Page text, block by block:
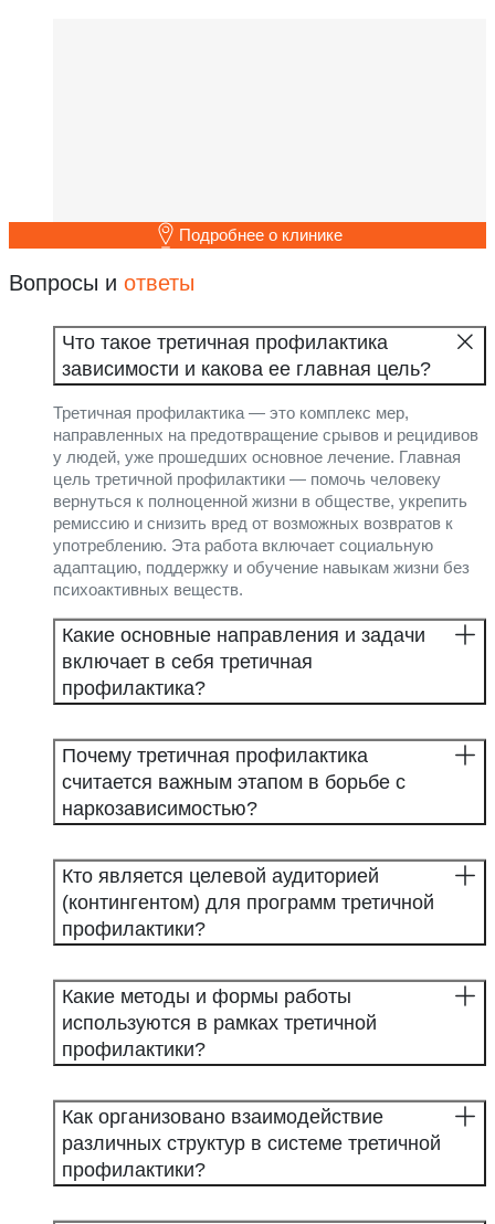
Подробнее о клинике
Вопросы и ответы
Что такое третичная профилактика
зависимости и какова ее главная цель?
Третичная профилактика — это комплекс мер,
направленных на предотвращение срывов и рецидивов
у людей, уже прошедших основное лечение. Главная
цель третичной профилактики — помочь человеку
вернуться к полноценной жизни в обществе, укрепить
ремиссию и снизить вред от возможных возвратов к
употреблению. Эта работа включает социальную
адаптацию, поддержку и обучение навыкам жизни без
психоактивных веществ.
Какие основные направления и задачи
включает в себя третичная
профилактика?
Почему третичная профилактика
считается важным этапом в борьбе с
наркозависимостью?
Кто является целевой аудиторией
(контингентом) для программ третичной
профилактики?
Какие методы и формы работы
используются в рамках третичной
профилактики?
Как организовано взаимодействие
различных структур в системе третичной
профилактики?